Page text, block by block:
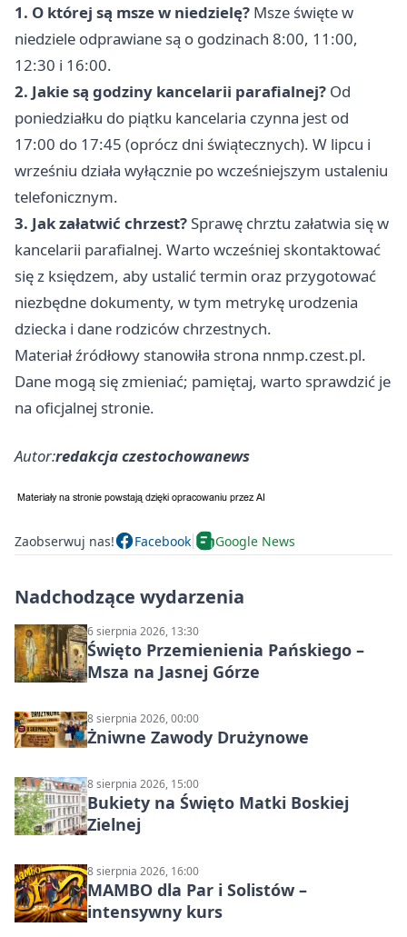
1. O której są msze w niedzielę? Msze święte w
niedziele odprawiane są o godzinach 8:00, 11:00,
12:30 i 16:00.
2. Jakie są godziny kancelarii parafialnej? Od
poniedziałku do piątku kancelaria czynna jest od
17:00 do 17:45 (oprócz dni świątecznych). W lipcu i
wrześniu działa wyłącznie po wcześniejszym ustaleniu
telefonicznym.
3. Jak załatwić chrzest?Sprawę chrztu załatwia się w
kancelarii parafialnej. Warto wcześniej skontaktować
się z księdzem, aby ustalić termin oraz przygotować
niezbędne dokumenty, w tym metrykę urodzenia
dziecka i dane rodziców chrzestnych.
Materiał źródłowy stanowiła strona nnmp.czest.pl.
Dane mogą się zmieniać; pamiętaj, warto sprawdzić je
na oficjalnej stronie.
Autor:redakcja czestochowanews
Zaobserwuj nas! Facebook Google News
Nadchodzące wydarzenia
6 sierpnia 2026, 13:30
Święto Przemienienia Pańskiego –
Msza na Jasnej Górze
8 sierpnia 2026, 00:00
Żniwne Zawody Drużynowe
8 sierpnia 2026, 15:00
Bukiety na Święto Matki Boskiej
Zielnej
8 sierpnia 2026, 16:00
MAMBO dla Par i Solistów –
intensywny kurs